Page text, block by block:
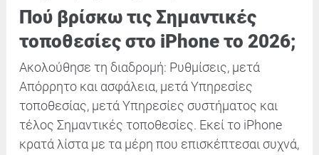
Πού βρίσκω τις Σημαντικές
τοποθεσίες στο iPhone το 2026;
Ακολούθησε τη διαδρομή: Ρυθμίσεις, μετά
Απόρρητο και ασφάλεια, μετά Υπηρεσίες
τοποθεσίας, μετά Υπηρεσίες συστήματος και
τέλος Σημαντικές τοποθεσίες. Εκεί το iPhone
κρατά λίστα με τα μέρη που επισκέπτεσαι συχνά,